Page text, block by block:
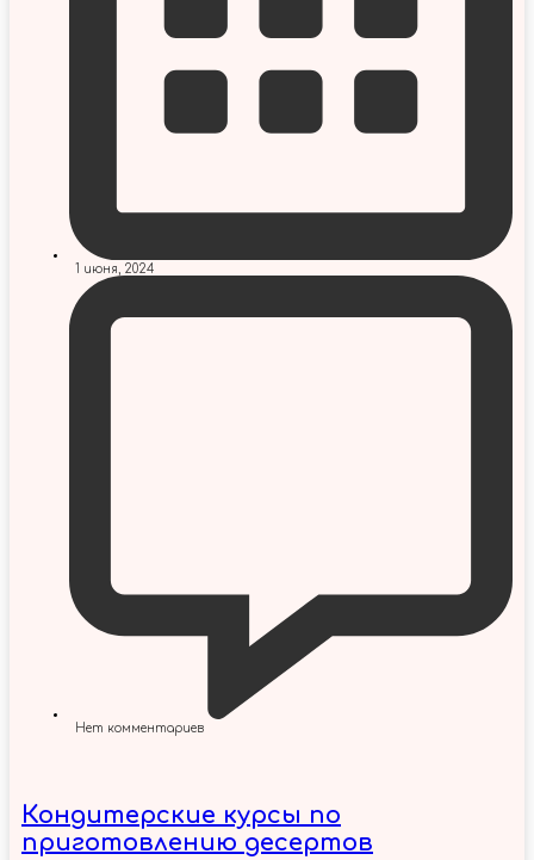
1 июня, 2024
Нет комментариев
Кондитерские курсы по
приготовлению десертов